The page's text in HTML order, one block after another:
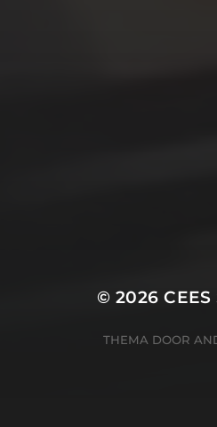
© 2026CEES
THEMA DOOR